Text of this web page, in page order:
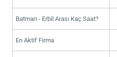
Batman - Erbil Arası Kaç Saat?
En Aktif Firma